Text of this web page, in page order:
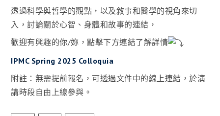
透過科學與哲學的觀點，以及敘事和醫學的視角來切
入，討論關於心智、身體和故事的連結，
歡迎有興趣的你/妳，點擊下方連結了解詳情
IPMC Spring 2025 Colloquia
附註：無需提前報名，可透過文件中的線上連結，於演
講時段自由上線參與。